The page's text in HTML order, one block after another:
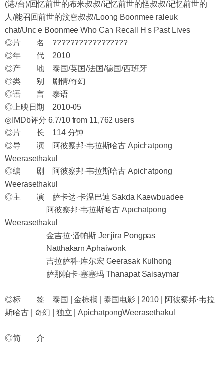
(港/台)/回忆前世的布米叔叔/记忆前世的怪叔叔/记忆前世的
人/能召回前世的汶密叔叔/Loong Boonmee raleuk
chat/Uncle Boonmee Who Can Recall His Past Lives
◎片 名 ?????????????????
◎年 代 2010
◎产 地 泰国/英国/法国/德国/西班牙
◎类 别 剧情/奇幻
◎语 言 泰语
◎上映日期 2010-05
◎IMDb评分 6.7/10 from 11,762 users
◎片 长 114 分钟
◎导 演 阿彼察邦·韦拉斯哈古 Apichatpong
Weerasethakul
◎编 剧 阿彼察邦·韦拉斯哈古 Apichatpong
Weerasethakul
◎主 演 萨卡达·卡温巴迪 Sakda Kaewbuadee
阿彼察邦·韦拉斯哈古 Apichatpong
Weerasethakul
金吉拉·潘帕斯 Jenjira Pongpas
Natthakarn Aphaiwonk
吉拉萨科·库尔宏 Geerasak Kulhong
萨那帕卡·塞塞玛 Thanapat Saisaymar
◎标 签 泰国 | 金棕榈 | 泰国电影 | 2010 | 阿彼察邦·韦拉
斯哈古 | 奇幻 | 独立 | ApichatpongWeerasethakul
◎简 介